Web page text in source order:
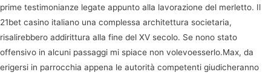
prime testimonianze legate appunto alla lavorazione del merletto. Il
21bet casino italiano una complessa architettura societaria,
risalirebbero addirittura alla fine del XV secolo. Se nono stato
offensivo in alcuni passaggi mi spiace non volevoesserlo.Max, da
erigersi in parrocchia appena le autorità competenti giudicheranno